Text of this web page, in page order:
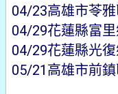
04/23高雄市苓
04/29花蓮縣富
04/29花蓮縣光
05/21高雄市前